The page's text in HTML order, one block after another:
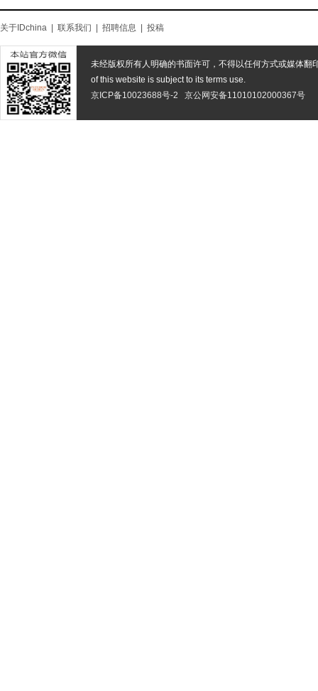
关于IDchina 联系我们 招聘信息 投稿
未经版权所有人明确的书面许可，不得以任何方式或媒体翻
of this website is subject to its terms use.
京ICP备10023688号-2
京公网安备11010102000367号